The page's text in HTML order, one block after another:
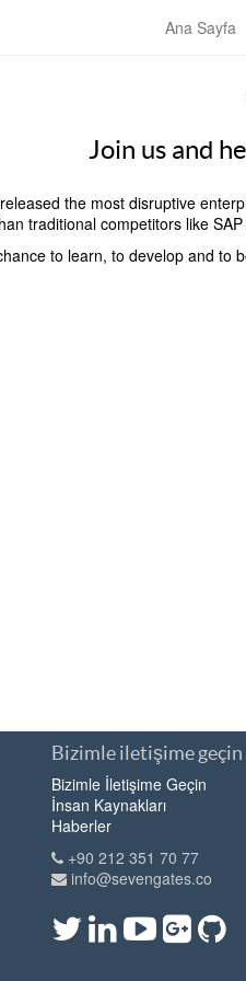
Ana Sayfa
Join us and
the most disruptive
traditional competitors like
to learn, to develop and to
Bizimle iletişime geçin
Bizimle İletişime Geçin
İnsan Kaynakları
Haberler
+90 212 351 70 77
info@sevengates.co